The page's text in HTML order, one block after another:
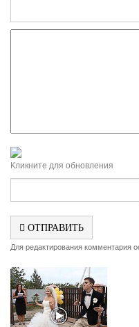
Кликните для обновления
ОТПРАВИТЬ
Для редактирования комментария